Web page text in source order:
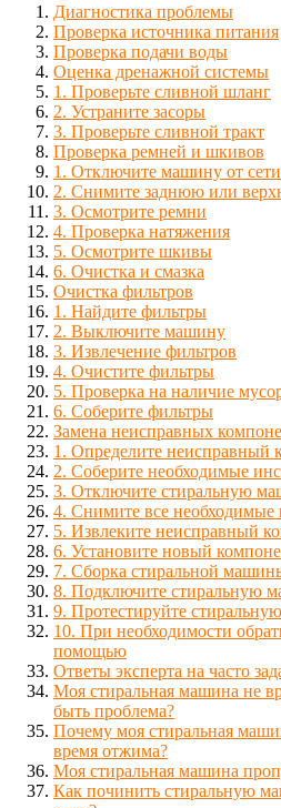
Диагностика проблемы
Проверка источника питания
Проверка подачи воды
Оценка дренажной системы
1. Проверьте сливной шланг
2. Устраните засоры
3. Проверьте сливной тракт
Проверка ремней и шкивов
1. Отключите машину от сети
2. Снимите заднюю или
3. Осмотрите ремни
4. Проверка натяжения
5. Осмотрите шкивы
6. Очистка и смазка
Очистка фильтров
1. Найдите фильтры
2. Выключите машину
3. Извлечение фильтров
4. Очистите фильтры
5. Проверка на наличие
6. Соберите фильтры
Замена неисправных
1. Определите неисправный
2. Соберите необходимые
3. Отключите стиральную
4. Снимите все
5. Извлеките неисправный
6. Установите новый
7. Сборка стиральной
8. Подключите стиральную
9. Протестируйте
10. При необходимости
помощью
Ответы эксперта на часто
Моя стиральная машина не
быть проблема?
Почему моя стиральная
время отжима?
Моя стиральная машина
Как починить стиральную